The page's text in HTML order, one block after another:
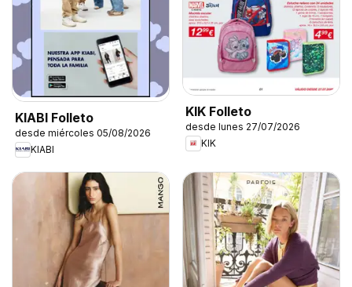
KIABI Folleto
desde miércoles 05/08/2026
KIABI
KIK Folleto
desde lunes 27/07/2026
KIK